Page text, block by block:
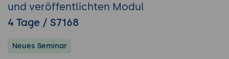
und veröffentlichten Modul
4 Tage / S7168
Neues Seminar